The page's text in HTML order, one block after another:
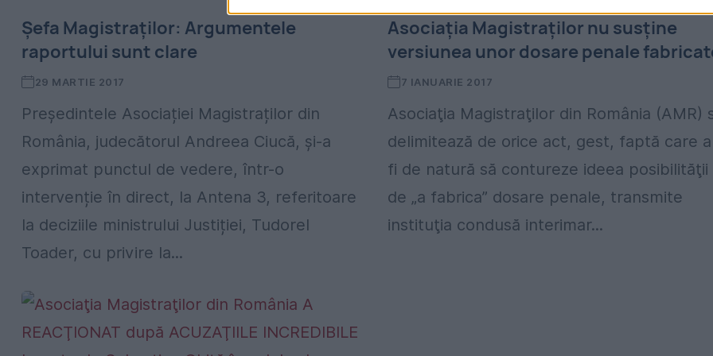
Șefa Magistraților: Argumentele
raportului sunt clare
29 MARTIE 2017
Președintele Asociației Magistraților din
România, judecătorul Andreea Ciucă, și-a
exprimat punctul de vedere, într-o
intervenție în direct, la Antena 3, referitoare
la deciziile ministrului Justiției, Tudorel
Toader, cu privire la...
Asociația Magistraților nu susține
versiunea unor dosare penale
7 IANUARIE 2017
Asociaţia Magistraţilor din România (AMR)
delimitează de orice act, gest, faptă care
fi de natură să contureze ideea posibilităţii
de „a fabrica” dosare penale, transmite
instituţia condusă interimar...